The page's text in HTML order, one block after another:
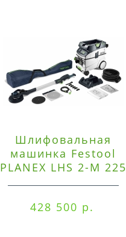
Шлифовальная
машинка Festool
PLANEX LHS 2-M 225
428 500 р.